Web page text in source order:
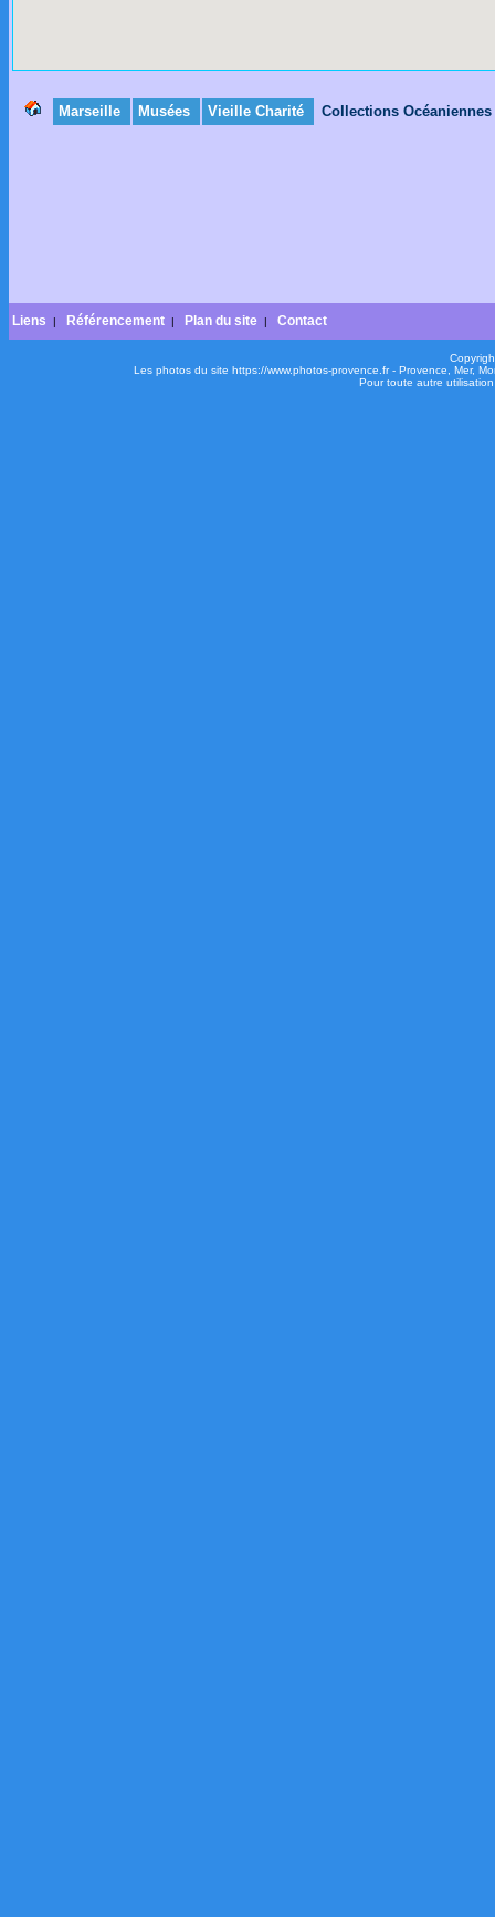
Marseille Musées Vieille Charité Collections
Liens Référencement Plan du site Contact
Les photos du site https://www.photos-provence.fr - Provence, Mer,
Pour toute autre